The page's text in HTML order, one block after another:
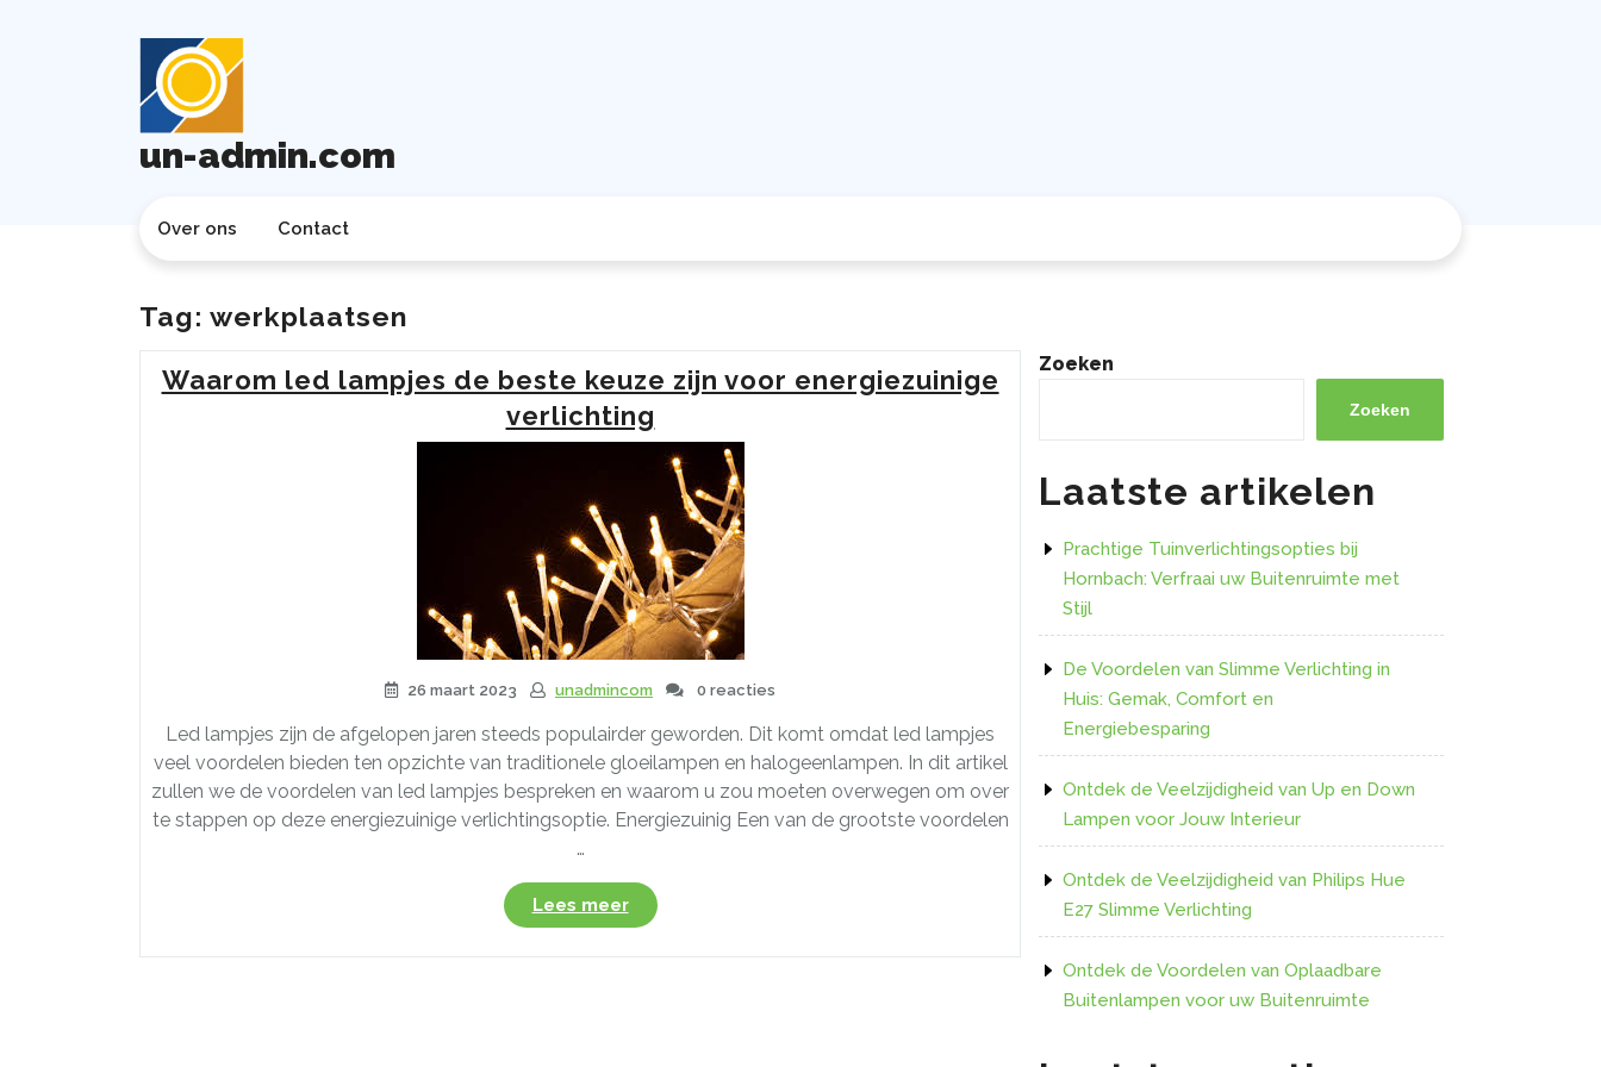
un-admin.com
Over ons Contact
Tag: werkplaatsen
Waarom led lampjes de beste keuze zijn voor energiezuinige
verlichting
26 maart 2023 unadmincom 0 reacties
Led lampjes zijn de afgelopen jaren steeds populairder geworden. Dit komt omdat led lampjes
veel voordelen bieden ten opzichte van traditionele gloeilampen en halogeenlampen. In dit artikel
zullen we de voordelen van led lampjes bespreken en waarom u zou moeten overwegen om over
te stappen op deze energiezuinige verlichtingsoptie. Energiezuinig Een van de grootste voordelen
…
Lees meer“Waarom
led
lampjes
Zoeken
Zoeken
Laatste artikelen
Prachtige Tuinverlichtingsopties bij
Hornbach: Verfraai uw Buitenruimte met
Stijl
De Voordelen van Slimme Verlichting in
Huis: Gemak, Comfort en
Energiebesparing
Ontdek de Veelzijdigheid van Up en Down
Lampen voor Jouw Interieur
Ontdek de Veelzijdigheid van Philips Hue
E27 Slimme Verlichting
Ontdek de Voordelen van Oplaadbare
Buitenlampen voor uw Buitenruimte